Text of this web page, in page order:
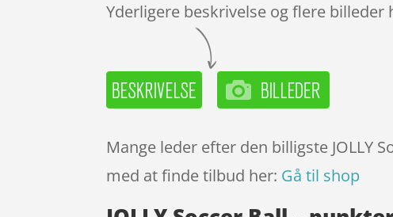
Yderligere beskrivelse og flere billeder
Mange leder efter den billigste JOLLY
med at finde tilbud her: Gå til shop